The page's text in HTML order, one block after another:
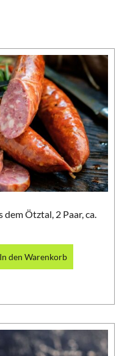
Ötztal, 2 Paar, ca.
In den Warenkorb